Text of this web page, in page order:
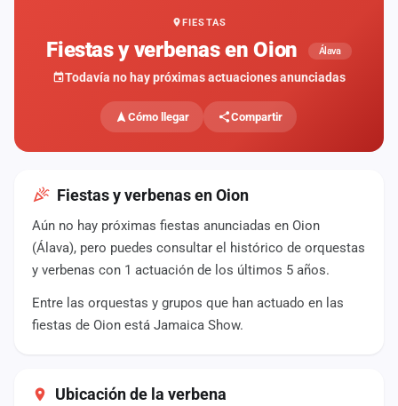
FIESTAS
Fiestas y verbenas en Oion Álava
Todavía no hay próximas actuaciones anunciadas
Cómo llegar Compartir
Fiestas y verbenas en Oion
Aún no hay próximas fiestas anunciadas en Oion
(Álava), pero puedes consultar el histórico de orquestas
y verbenas con 1 actuación de los últimos 5 años.
Entre las orquestas y grupos que han actuado en las
fiestas de Oion está Jamaica Show.
Ubicación de la verbena
fiestas
Vídeos
Anuncios
Crear